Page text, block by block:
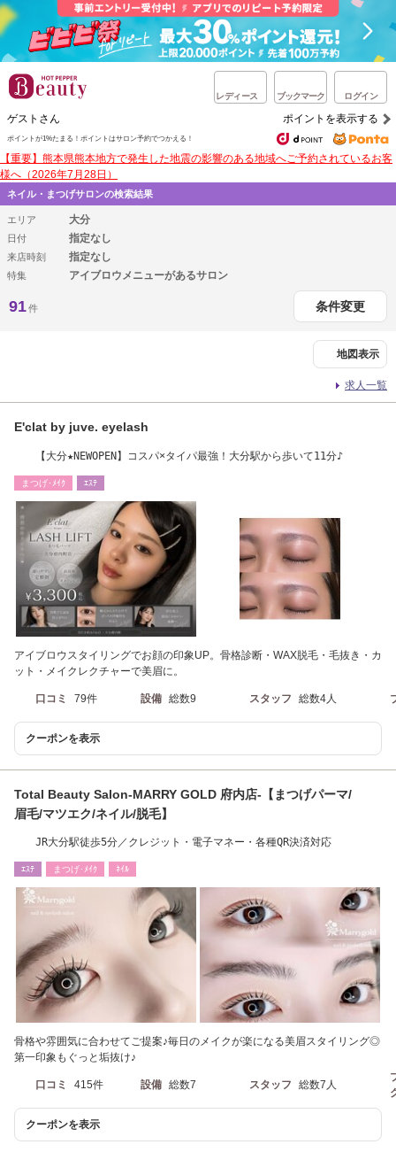
レディース ブックマーク ログイン
ゲストさん ポイントを表示する
ポイントが1%たまる！ ポイントはサロン予約でつかえる！
【重要】熊本県熊本地方で発生した地震の影響のある地域へご予約されているお客
様へ（2026年7月28日）
ネイル・まつげサロンの検索結果
エリア 大分
日付 指定なし
来店時刻 指定なし
特集 アイブロウメニューがあるサロン
91件 条件変更
地図表示
求人一覧
E'clat by juve. eyelash
【大分★NEWOPEN】コスパ×タイパ最強！大分駅から歩いて11分♪
まつげ･ﾒｲｸ ｴｽﾃ
アイブロウスタイリングでお顔の印象UP。骨格診断・WAX脱毛・毛抜き・カ
ット・メイクレクチャーで美眉に。
口コミ 79件 設備 総数9 スタッフ 総数4人
クーポンを表示
Total Beauty Salon-MARRY GOLD 府内店-【まつげパーマ/
眉毛/マツエク/ネイル/脱毛】
JR大分駅徒歩5分／クレジット・電子マネー・各種QR決済対応
ｴｽﾃ まつげ･ﾒｲｸ ﾈｲﾙ
骨格や雰囲気に合わせてご提案♪毎日のメイクが楽になる美眉スタイリング◎
第一印象もぐっと垢抜け♪
口コミ 415件 設備 総数7 スタッフ 総数7人
クーポンを表示